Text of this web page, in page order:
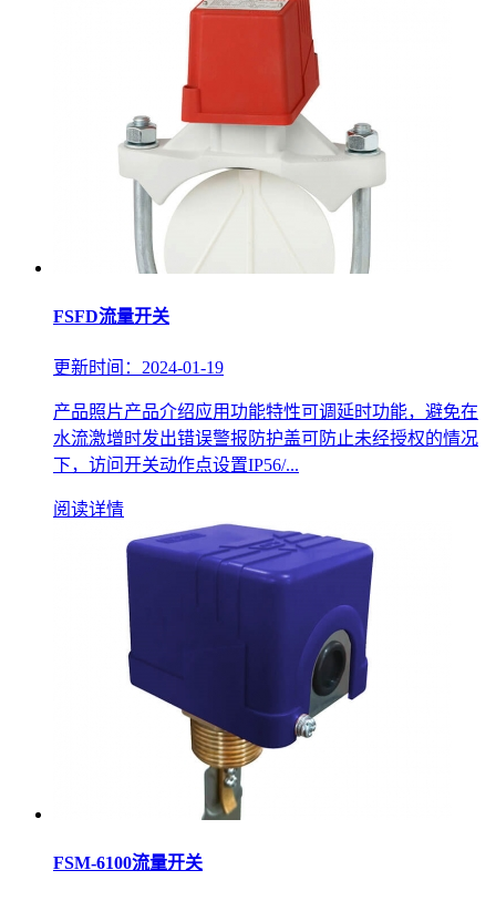
FSFD流量开关
更新时间：2024-01-19
产品照片产品介绍应用功能特性可调延时功能，避免在
水流激增时发出错误警报防护盖可防止未经授权的情况
下，访问开关动作点设置IP56/...
阅读详情
FSM-6100流量开关